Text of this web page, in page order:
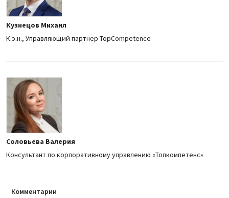
Кузнецов Михаил
К.э.н., Управляющий партнер TopCompetence
Соловьева Валерия
Консультант по корпоративному управлению «Топкомпетенс»
Комментарии